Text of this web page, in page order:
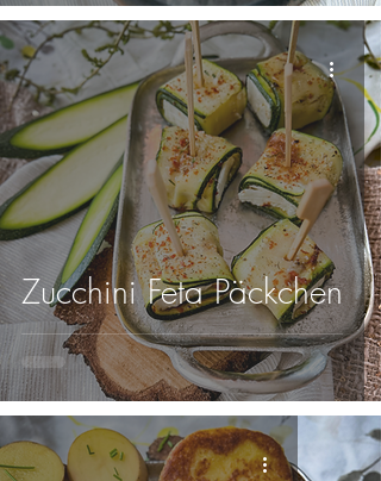
Zucchini Feta Päckchen